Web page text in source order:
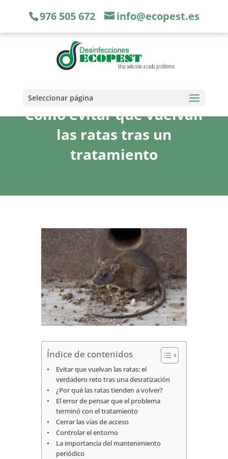
976 505 672 info@ecopest.es
Seleccionar página
Cómo evitar que vuelvan
las ratas tras un
tratamiento
Índice de contenidos
Evitar que vuelvan las ratas: el
verdadero reto tras una desratización
¿Por qué las ratas tienden a volver?
El error de pensar que el problema
terminó con el tratamiento
Cerrar las vías de acceso
Controlar el entorno
La importancia del mantenimiento
periódico